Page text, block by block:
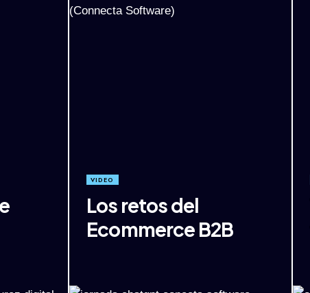
VIDEO
Los retos del
Ecommerce B2B